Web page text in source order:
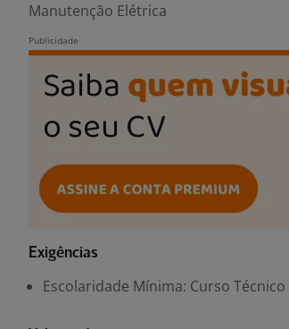
Manutenção Elétrica
Exigências
Escolaridade Mínima: Curso Técnico